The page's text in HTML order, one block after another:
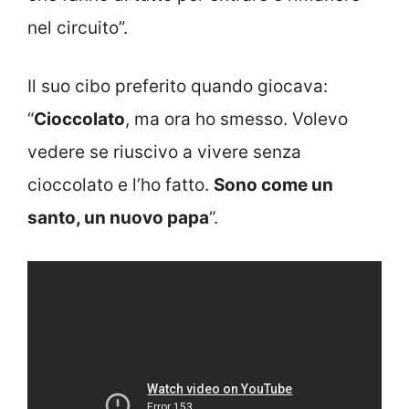
nel circuito”.
Il suo cibo preferito quando giocava:
“Cioccolato, ma ora ho smesso. Volevo
vedere se riuscivo a vivere senza
cioccolato e l’ho fatto. Sono come un
santo, un nuovo papa“.